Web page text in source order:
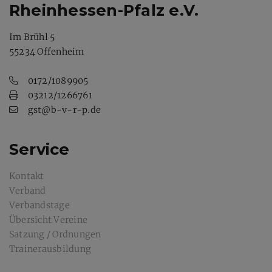
Rheinhessen-Pfalz e.V.
Im Brühl 5
55234 Offenheim
0172/1089905
03212/1266761
gst@b-v-r-p.de
Service
Kontakt
Verband
Verbandstage
Übersicht Vereine
Satzung / Ordnungen
Trainerausbildung